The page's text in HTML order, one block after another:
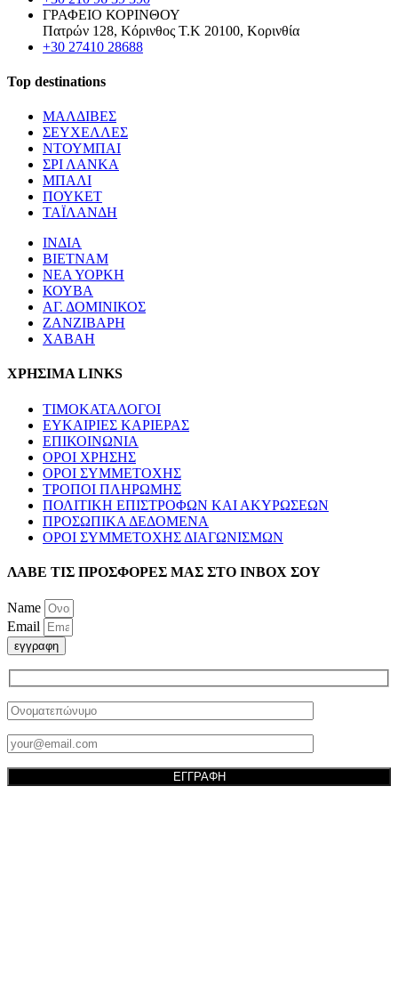
ΓΡΑΦΕΙΟ ΚΟΡΙΝΘΟΥ
Πατρών 128, Κόρινθος Τ.Κ 20100, Κορινθία
+30 27410 28688
Top destinations
ΜΑΛΔΙΒΕΣ
ΣΕΥΧΕΛΛΕΣ
ΝΤΟΥΜΠΑΙ
ΣΡΙ ΛΑΝΚΑ
ΜΠΑΛΙ
ΠΟΥΚΕΤ
ΤΑΪΛΑΝΔΗ
ΙΝΔΙΑ
ΒΙΕΤΝΑΜ
ΝΕΑ ΥΟΡΚΗ
ΚΟΥΒΑ
ΑΓ. ΔΟΜΙΝΙΚΟΣ
ΖΑΝΖΙΒΑΡΗ
ΧΑΒΑΗ
ΧΡΗΣΙΜΑ LINKS
ΤΙΜΟΚΑΤΑΛΟΓΟΙ
ΕΥΚΑΙΡΙΕΣ ΚΑΡΙΕΡΑΣ
ΕΠΙΚΟΙΝΩΝΙΑ
ΟΡΟΙ ΧΡΗΣΗΣ
ΟΡΟΙ ΣΥΜΜΕΤΟΧΗΣ
ΤΡΟΠΟΙ ΠΛΗΡΩΜΗΣ
ΠΟΛΙΤΙΚΗ ΕΠΙΣΤΡΟΦΩΝ ΚΑΙ ΑΚΥΡΩΣΕΩΝ
ΠΡΟΣΩΠΙΚΑ ΔΕΔΟΜΕΝΑ
ΟΡΟΙ ΣΥΜΜΕΤΟΧΗΣ ΔΙΑΓΩΝΙΣΜΩΝ
ΛΑΒΕ ΤΙΣ ΠΡΟΣΦΟΡΕΣ ΜΑΣ ΣΤΟ ΙΝΒΟΧ ΣΟΥ
Name
Email
εγγραφη